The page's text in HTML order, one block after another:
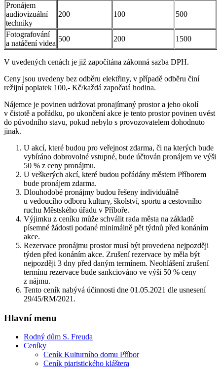
Pronájem
audiovizuální
techniky
200 100 500
Fotografování
a natáčení videa
500 200 1500
V uvedených cenách je již započítána zákonná sazba DPH.
Ceny jsou uvedeny bez odběru elektřiny, v případě odběru činí
režijní poplatek 100,- Kč/každá započatá hodina.
Nájemce je povinen udržovat pronajímaný prostor a jeho okolí
v čistotě a pořádku, po ukončení akce je tento prostor povinen uvést
do původního stavu, pokud nebylo s provozovatelem dohodnuto
jinak.
U akcí, které budou pro veřejnost zdarma, či na kterých bude
vybíráno dobrovolné vstupné, bude účtován pronájem ve výši
50 % z ceny pronájmu.
U veškerých akcí, které budou pořádány městem Příborem
bude pronájem zdarma.
Dlouhodobé pronájmy budou řešeny individuálně
u vedoucího odboru kultury, školství, sportu a cestovního
ruchu Městského úřadu v Příboře.
Výjimku z ceníku může schválit rada města na základě
písemné žádosti podané minimálně pět týdnů před konáním
akce.
Rezervace pronájmu prostor musí být provedena nejpozději
týden před konáním akce. Zrušení rezervace by měla být
nejpozději 3 dny před daným termínem. Neohlášení zrušení
termínu rezervace bude sankciováno ve výši 50 % ceny
z nájmu.
Tento ceník nabývá účinnosti dne 01.05.2021 dle usnesení
29/45/RM/2021.
Hlavní menu
Rodný dům S. Freuda
Ceníky
Ceník Kulturního domu Příbor
Ceník piaristického kláštera